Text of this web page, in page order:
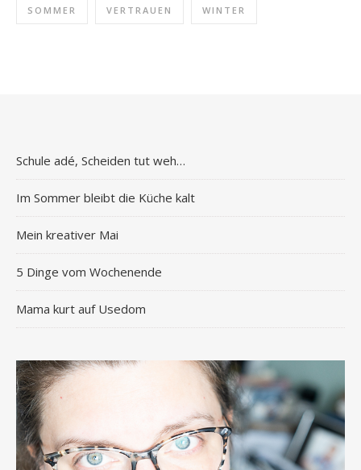
SOMMER VERTRAUEN WINTER
Schule adé, Scheiden tut weh…
Im Sommer bleibt die Küche kalt
Mein kreativer Mai
5 Dinge vom Wochenende
Mama kurt auf Usedom